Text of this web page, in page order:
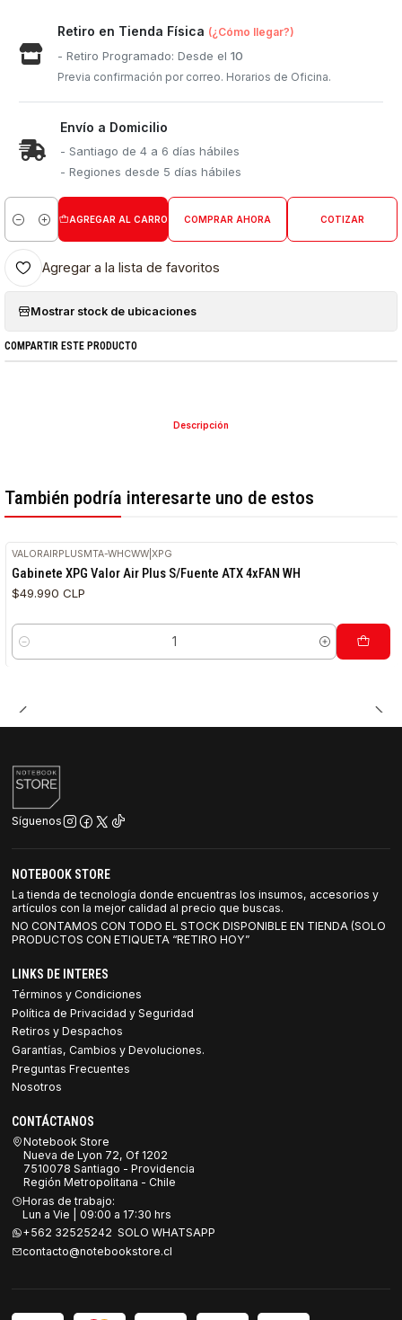
Retiro en Tienda Física (¿Cómo llegar?)
- Retiro Programado: Desde el10
Previa confirmación por correo. Horarios de Oficina.
Envío a Domicilio
- Santiago de 4 a 6 días hábiles
- Regiones desde 5 días hábiles
Cantidad
AGREGAR AL CARRO COMPRAR AHORA COTIZAR
Agregar a la lista de favoritos
Mostrar stock de ubicaciones
COMPARTIR ESTE PRODUCTO
Descripción
También podría interesarte uno de estos
VALORAIRPLUSMTA-WHCWW |XPG
Gabinete XPG Valor Air Plus S/Fuente ATX 4xFAN WH
$49.990 CLP
Cantidad
Síguenos
NOTEBOOK STORE
La tienda de tecnología donde encuentras los insumos, accesorios y
artículos con la mejor calidad al precio que buscas.
NO CONTAMOS CON TODO EL STOCK DISPONIBLE EN TIENDA (SOLO
PRODUCTOS CON ETIQUETA “RETIRO HOY”
LINKS DE INTERES
Términos y Condiciones
Política de Privacidad y Seguridad
Retiros y Despachos
Garantías, Cambios y Devoluciones.
Preguntas Frecuentes
Nosotros
CONTÁCTANOS
Notebook Store
Nueva de Lyon 72, Of 1202
7510078 Santiago - Providencia
Región Metropolitana - Chile
Horas de trabajo:
Lun a Vie | 09:00 a 17:30 hrs
+562 32525242 SOLO WHATSAPP
contacto@notebookstore.cl